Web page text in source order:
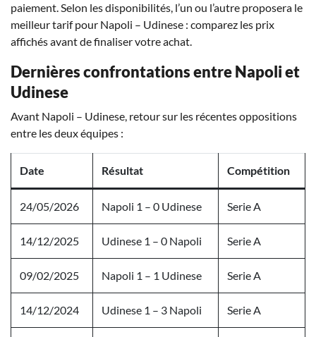
paiement. Selon les disponibilités, l’un ou l’autre proposera le
meilleur tarif pour Napoli – Udinese : comparez les prix
affichés avant de finaliser votre achat.
Dernières confrontations entre Napoli et
Udinese
Avant Napoli – Udinese, retour sur les récentes oppositions
entre les deux équipes :
Date Résultat Compétition
24/05/2026 Napoli 1 – 0 Udinese Serie A
14/12/2025 Udinese 1 – 0 Napoli Serie A
09/02/2025 Napoli 1 – 1 Udinese Serie A
14/12/2024 Udinese 1 – 3 Napoli Serie A